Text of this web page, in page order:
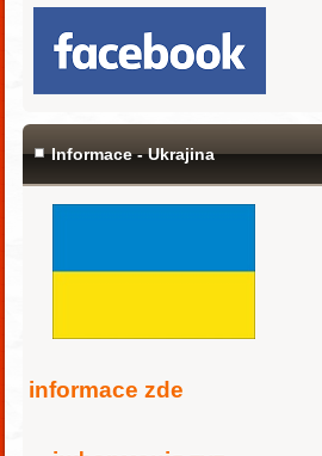
Informace - Ukrajina
informace zde